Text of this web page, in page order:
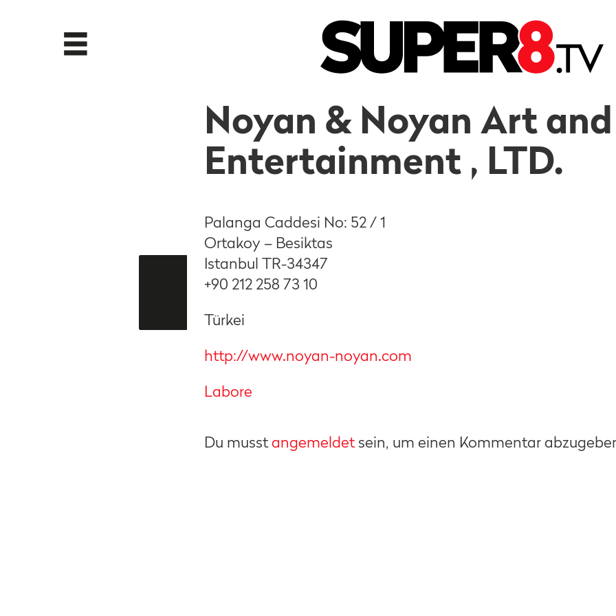
Noyan & Noyan Art and
Entertainment , LTD.
Palanga Caddesi No: 52 / 1
Ortakoy – Besiktas
Istanbul TR-34347
+90 212 258 73 10
Türkei
http://www.noyan-noyan.com
Labore
Du musstangemeldet sein, um einen Kommentar